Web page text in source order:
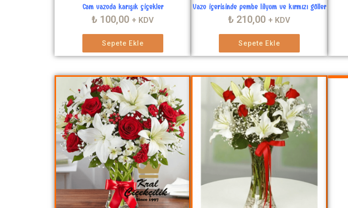
Cam vazoda karışık çiçekler
₺ 100,00 + KDV
Sepete Ekle
Vazo içerisinde pembe lilyum ve kırmızı güller
₺ 210,00 + KDV
Sepete Ekle